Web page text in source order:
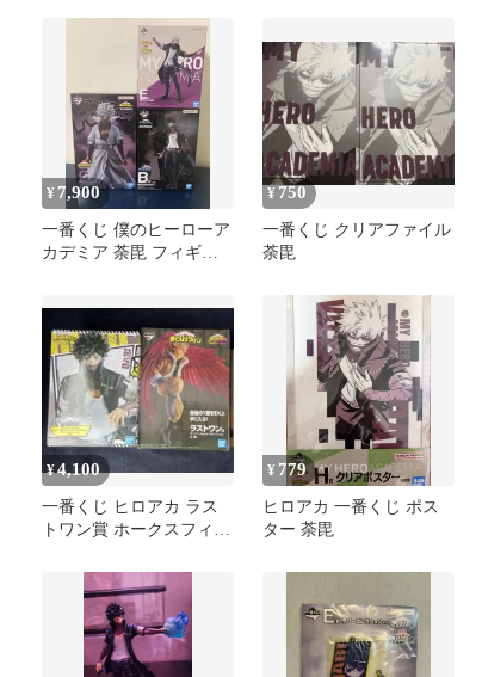
フォーワン
¥ 7,900
一番くじ 僕のヒーローア
カデミア 荼毘 フィギュ
¥ 750
一番くじ クリアファイル
荼毘
¥4,100
一番くじ ヒロアカ ラス
トワン賞 ホークスフィギ
¥ 779
ヒロアカ 一番くじ ポス
ター 荼毘